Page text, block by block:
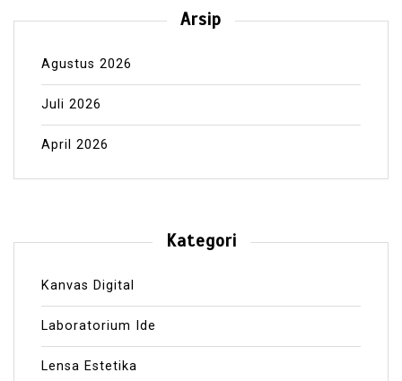
Arsip
Agustus 2026
Juli 2026
April 2026
Kategori
Kanvas Digital
Laboratorium Ide
Lensa Estetika